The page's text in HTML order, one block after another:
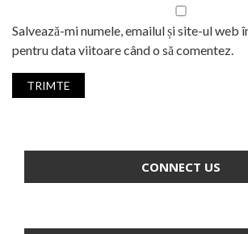
Salvează-mi numele, emailul și site-ul web
pentru data viitoare când o să comentez.
CONNECT US